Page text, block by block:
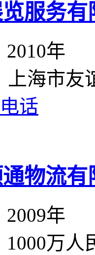
服务有
年
上海市友
话
物流有
年
万人